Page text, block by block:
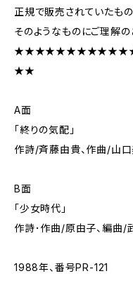
正規で販売されていたも
そのようなものにご理解
★★
A面
「終りの気配」
作詩/斉藤由貴、作曲/山
B面
「少女時代」
作詩･作曲/原由子、編曲/
1988年、番号PR-121